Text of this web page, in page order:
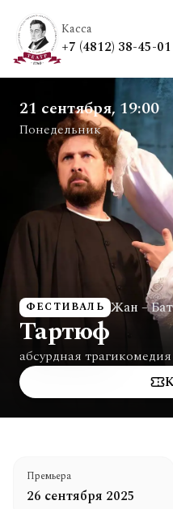
Касса
+7 (4812) 38-45-01
21 сентября, 19:00
Понедельник
ФЕСТИВАЛЬ Жан –
Тартюф
абсурдная трагикомедия
Премьера
26 сентября 2025